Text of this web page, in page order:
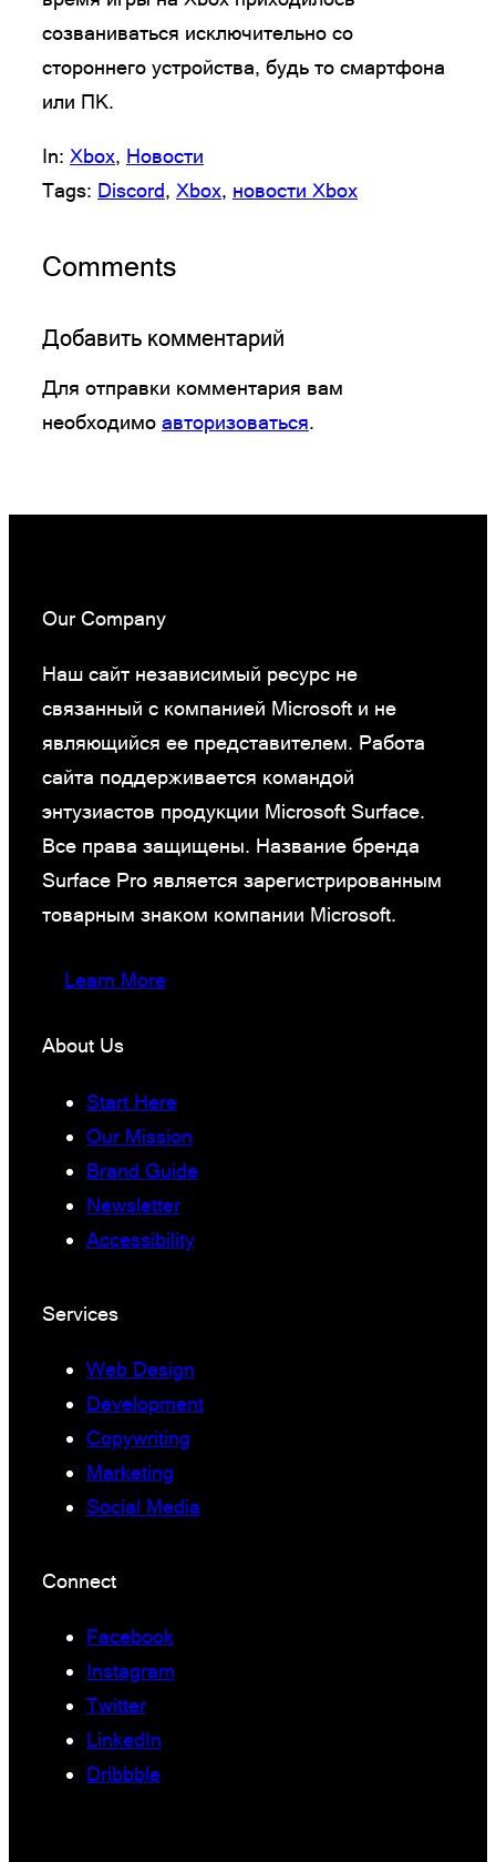
созваниваться исключительно со
стороннего устройства, будь то смартфона
или ПК.
In: Xbox, Новости
Tags: Discord, Xbox, новости Xbox
Comments
Добавить комментарий
Для отправки комментария вам
необходимо авторизоваться.
Our Company
Наш сайт независимый ресурс не
связанный с компанией Microsoft и не
являющийся ее представителем. Работа
сайта поддерживается командой
энтузиастов продукции Microsoft Surface.
Все права защищены. Название бренда
Surface Pro является зарегистрированным
товарным знаком компании Microsoft.
Learn More
About Us
Start Here
Our Mission
Brand Guide
Newsletter
Accessibility
Services
Web Design
Development
Copywriting
Marketing
Social Media
Connect
Facebook
Instagram
Twitter
LinkedIn
Dribbble